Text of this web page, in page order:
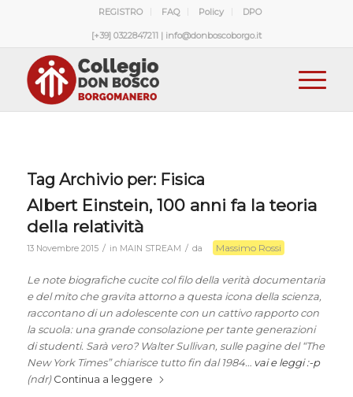
REGISTRO FAQ Policy DPO
[+39] 0322847211 | info@donboscoborgo.it
Tag Archivio per: Fisica
Albert Einstein, 100 anni fa la teoria
della relatività
13 Novembre 2015 / in MAIN STREAM / da Massimo Rossi
Le note biografiche cucite col filo della verità documentaria
e del mito che gravita attorno a questa icona della scienza,
raccontano di un adolescente con un cattivo rapporto con
la scuola: una grande consolazione per tante generazioni
di studenti. Sarà vero? Walter Sullivan, sulle pagine del “The
New York Times” chiarisce tutto fin dal 1984… vai e leggi :-p
(ndr) Continua a leggere